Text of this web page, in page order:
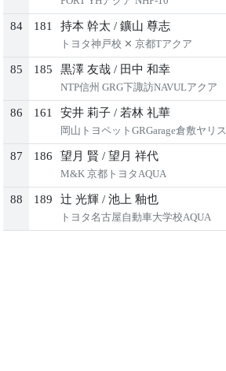
84 181 持本 幹太 / 鑛山 尊志
トヨタ神戸校 ✕ 京都Tアクア
85 185 黒澤 友哉 / 田中 和幸
NTP信州 GRG下諏訪NAVULアクア
86 161 安井 莉子 / 若林 礼華
岡山トヨペットGRGarage倉敷ヤリス
87 186 望月 賢 / 望月 祥代
M&K 京都トヨタAQUA
88 189 辻 光輝 / 池上 釉也
トヨタ名古屋自動車大学校AQUA